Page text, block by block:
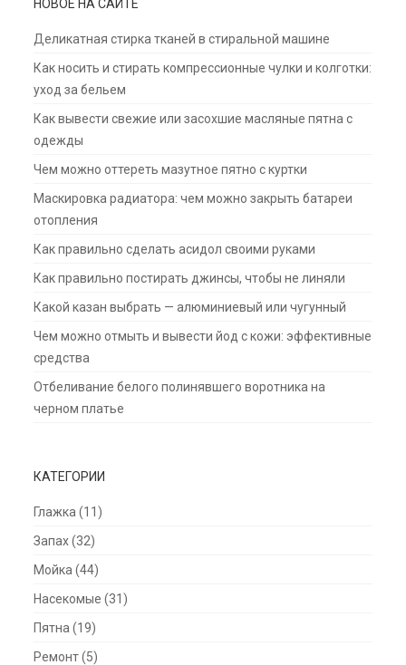
НОВОЕ НА САЙТЕ
Деликатная стирка тканей в стиральной машине
Как носить и стирать компрессионные чулки и колготки:
уход за бельем
Как вывести свежие или засохшие масляные пятна с
одежды
Чем можно оттереть мазутное пятно с куртки
Маскировка радиатора: чем можно закрыть батареи
отопления
Как правильно сделать асидол своими руками
Как правильно постирать джинсы, чтобы не линяли
Какой казан выбрать — алюминиевый или чугунный
Чем можно отмыть и вывести йод с кожи: эффективные
средства
Отбеливание белого полинявшего воротника на
черном платье
КАТЕГОРИИ
Глажка (11)
Запах(32)
Мойка (44)
Насекомые (31)
Пятна (19)
Ремонт(5)